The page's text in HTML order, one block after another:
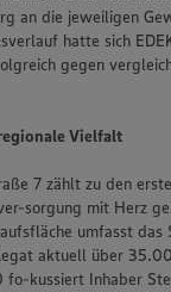
an die jeweiligen
hatte sich
gegen
Vielfalt
7 zählt zu den
sorgung mit Herz
umfasst das
aktuell über
fo-kussiert Inhaber